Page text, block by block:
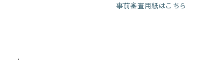
事前審査用紙はこちら
.